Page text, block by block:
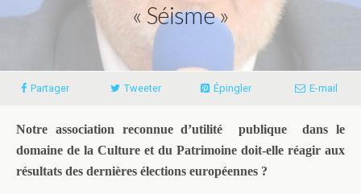
« Séisme »
Partager Tweeter Épingler E-mail
Notre association reconnue d’utilité publique dans le
domaine de la Culture et du Patrimoine doit-elle réagir aux
résultats des dernières élections européennes ?